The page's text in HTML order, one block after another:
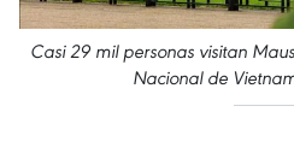
Casi 29 mil personas visitan
Nacional de